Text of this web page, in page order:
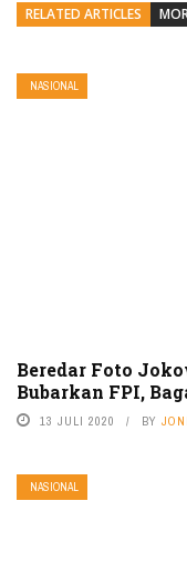
RELATED ARTICLES
NASIONAL
Beredar Foto
Bubarkan FPI,
13 JULI 2020 BY
NASIONAL